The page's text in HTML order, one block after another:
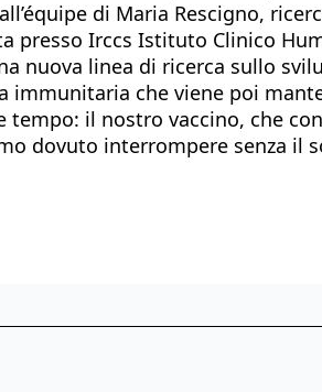
di Maria Rescigno,
presso Irccs Istituto Clinico
nuova linea di ricerca sullo
immunitaria che viene poi
il nostro vaccino, che
dovuto interrompere senza il